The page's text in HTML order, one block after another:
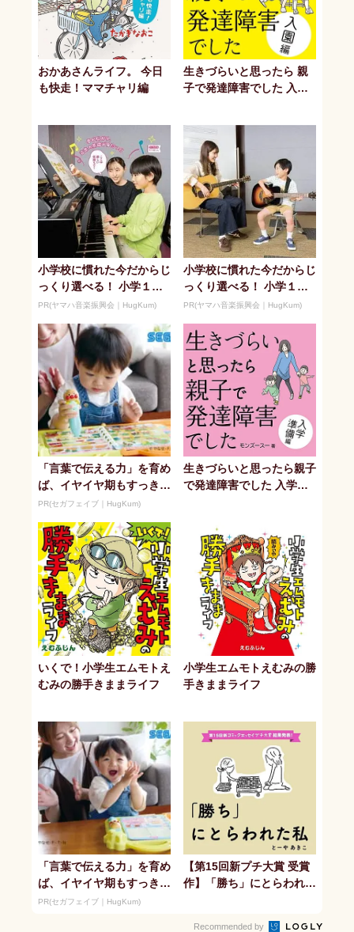
おかあさんライフ。 今日
も快走！ママチャリ編
生きづらいと思ったら 親
子で発達障害でした 入園
小学校に慣れた今だからじ
っくり選べる！ 小学１年
生夏休みからの「音楽教
PR(ヤマハ音楽振興会｜HugKum)
小学校に慣れた今だからじ
っくり選べる！ 小学１年
生夏休みからの「音楽教
PR(ヤマハ音楽振興会｜HugKum)
「言葉で伝える力」を育め
ば、イヤイヤ期もすっき
り！ 「アンパンマン こ
PR(セガフェイブ｜HugKum)
生きづらいと思ったら親子
で発達障害でした 入学準
いくで！小学生エムモトえ
むみの勝手きままライフ
小学生エムモトえむみの勝
手きままライフ
「言葉で伝える力」を育め
ば、イヤイヤ期もすっき
り！ 「アンパンマン こ
PR(セガフェイブ｜HugKum)
【第15回新プチ大賞 受賞
作】「勝ち」にとらわれた
Recommended by